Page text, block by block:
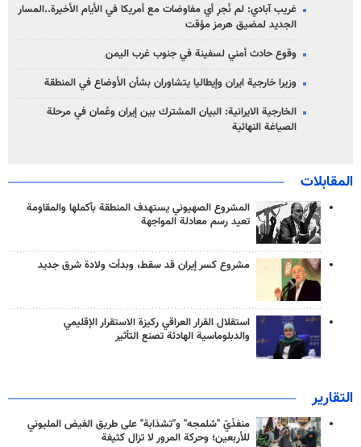
غريب آبادي: لم نُجرِ أي مفاوضات مع أمريكا في الأيام الأخيرة..المسار
الجديد لمضيق هرمز مؤقت
وقوع حادث أمني لسفينة في جنوب غرب اليمن
وزيرا خارجية ايران وإيطاليا يتشاوران بشأن الأوضاع في المنطقة
الخارجية الايرانية: البيان المشترك بين إيران وعُمان في مرحلة
الصياغة النهائية
المقابلات
المشروع الصهيوني يستهدف المنطقة بأكملها والمقاومة
تعيد رسم معادلة المواجهة
مشروع كسر إيران قد سقط، وبدأت ولادة شرق جديد
استقلال القرار العراقي ركيزة الاستقرار الإقليمي
والدبلوماسية الهادئة تصنع التأثير
التقارير
منفذَيّ "شلمجه" و"تشذابة" على طريق الفيض المليوني
للأربعين؛ وحركة المرور لا تزال كثيفة